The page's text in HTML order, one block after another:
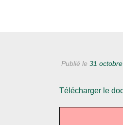
Publié le 31
Télécharger le